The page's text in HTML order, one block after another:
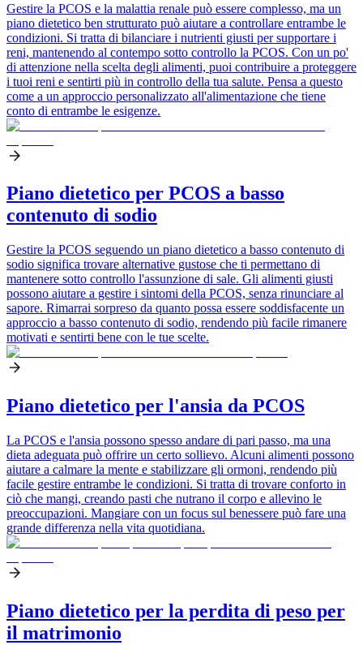
Gestire la PCOS e la malattia renale può essere complesso, ma un
piano dietetico ben strutturato può aiutare a controllare entrambe le
condizioni. Si tratta di bilanciare i nutrienti giusti per supportare i
reni, mantenendo al contempo sotto controllo la PCOS. Con un po'
di attenzione nella scelta degli alimenti, puoi contribuire a proteggere
i tuoi reni e sentirti più in controllo della tua salute. Pensa a questo
come a un approccio personalizzato all'alimentazione che tiene
conto di entrambe le esigenze.
Piano dietetico per PCOS a basso
contenuto di sodio
Gestire la PCOS seguendo un piano dietetico a basso contenuto di
sodio significa trovare alternative gustose che ti permettano di
mantenere sotto controllo l'assunzione di sale. Gli alimenti giusti
possono aiutare a gestire i sintomi della PCOS, senza rinunciare al
sapore. Rimarrai sorpreso da quanto possa essere soddisfacente un
approccio a basso contenuto di sodio, rendendo più facile rimanere
motivati e sentirti bene con le tue scelte.
Piano dietetico per l'ansia da PCOS
La PCOS e l'ansia possono spesso andare di pari passo, ma una
dieta adeguata può offrire un certo sollievo. Alcuni alimenti possono
aiutare a calmare la mente e stabilizzare gli ormoni, rendendo più
facile gestire entrambe le condizioni. Si tratta di trovare conforto in
ciò che mangi, creando pasti che nutrano il corpo e allevino le
preoccupazioni. Mangiare con un focus sul benessere può fare una
grande differenza nella vita quotidiana.
Piano dietetico per la perdita di peso per
il matrimonio